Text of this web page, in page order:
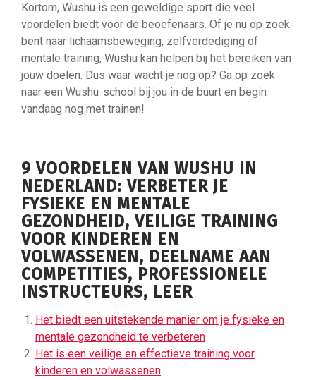
Kortom, Wushu is een geweldige sport die veel
voordelen biedt voor de beoefenaars. Of je nu op zoek
bent naar lichaamsbeweging, zelfverdediging of
mentale training, Wushu kan helpen bij het bereiken van
jouw doelen. Dus waar wacht je nog op? Ga op zoek
naar een Wushu-school bij jou in de buurt en begin
vandaag nog met trainen!
9 VOORDELEN VAN WUSHU IN
NEDERLAND: VERBETER JE
FYSIEKE EN MENTALE
GEZONDHEID, VEILIGE TRAINING
VOOR KINDEREN EN
VOLWASSENEN, DEELNAME AAN
COMPETITIES, PROFESSIONELE
INSTRUCTEURS, LEER
Het biedt een uitstekende manier om je fysieke en
mentale gezondheid te verbeteren
Het is een veilige en effectieve training voor
kinderen en volwassenen